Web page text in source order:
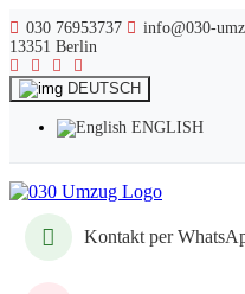
030 76953737 info@030-
13351 Berlin
DEUTSCH
ENGLISH
Kontakt per